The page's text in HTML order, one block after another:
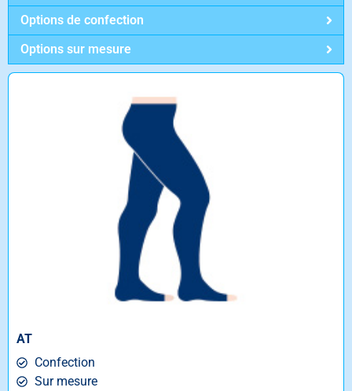
Options de confection
Options sur mesure
AT
Confection
Sur mesure